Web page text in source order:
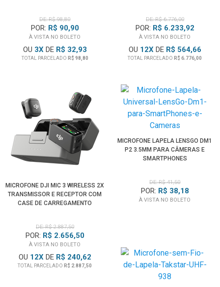
DE: R$ 98,80
POR: R$ 90,90
À VISTA NO BOLETO
OU 3XDE R$ 32,93
TOTAL PARCELADO R$ 98,80
DE: R$ 6.776,00
POR: R$ 6.233,92
À VISTA NO BOLETO
OU 12XDE R$ 564,66
TOTAL PARCELADO R$ 6.776,00
MICROFONE DJI MIC 3 WIRELESS 2X
TRANSMISSOR E RECEPTOR COM
CASE DE CARREGAMENTO
DE: R$ 2.887,50
POR: R$ 2.656,50
À VISTA NO BOLETO
OU 12XDE R$ 240,62
TOTAL PARCELADO R$ 2.887,50
MICROFONE LAPELA LENSGO DM1
P2 3.5MM PARA CÂMERAS E
SMARTPHONES
DE: R$ 41,50
POR: R$ 38,18
À VISTA NO BOLETO